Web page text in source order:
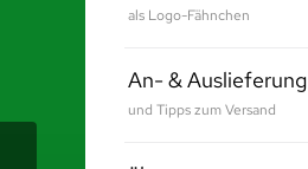
als Logo-Fähnchen
An- & Auslieferung
und Tipps zum Versand